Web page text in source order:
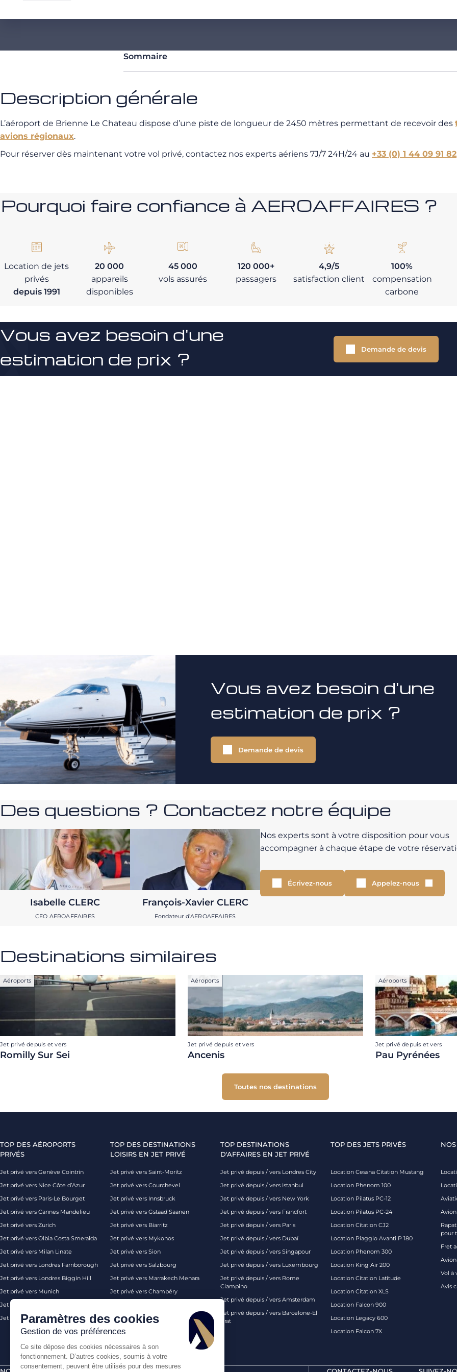
Sommaire
Description générale
L’aéroport de Brienne Le Chateau dispose d’une piste de longueur de 2450 mètres permettant de recevoir des
avions régionaux.
Pour réserver dès maintenant votre vol privé, contactez nos experts aériens 7J/7 24H/24 au +33 (0) 1 44 09 91 82
Pourquoi faire confiance à AEROAFFAIRES ?
Location de jets
privés
depuis 1991
20 000
appareils
disponibles
45 000
vols assurés
120 000+
passagers
4,9/5
satisfaction client
100%
compensation
carbone
Vous avez besoin d'une
estimation de prix ?
Demande de devis
Vous avez besoin d'une
estimation de prix ?
Demande de devis
Des questions ? Contactez notre équipe
Isabelle CLERC
CEO AEROAFFAIRES
François-Xavier CLERC
Fondateur d’AEROAFFAIRES
Nos experts sont à votre disposition pour vous
accompagner à chaque étape de votre
Écrivez-nous Appelez-nous
Destinations similaires
Aéroports
Jet privé depuis et vers
Romilly Sur Sei
Aéroports
Jet privé depuis et vers
Ancenis
Aéroports
Jet privé depuis et vers
Pau Pyrénées
Toutes nos destinations
TOP DES AÉROPORTS
PRIVÉS
Jet privé vers Genève Cointrin
Jet privé vers Nice Côte d’Azur
Jet privé vers Paris-Le Bourget
Jet privé vers Cannes Mandelieu
Jet privé vers Zurich
Jet privé vers Olbia Costa Smeralda
Jet privé vers Milan Linate
Jet privé vers Londres Farnborough
Jet privé vers Londres Biggin Hill
Jet privé vers Munich
Jet privé vers Monaco
Jet privé vers Palma de Majorque
TOP DES DESTINATIONS
LOISIRS EN JET PRIVÉ
Jet privé vers Saint-Moritz
Jet privé vers Courchevel
Jet privé vers Innsbruck
Jet privé vers Gstaad Saanen
Jet privé vers Biarritz
Jet privé vers Mykonos
Jet privé vers Sion
Jet privé vers Salzbourg
Jet privé vers Marrakech Menara
Jet privé vers Chambéry
Jet privé vers Londres
TOP DESTINATIONS
D'AFFAIRES EN JET PRIVÉ
Jet privé depuis / vers Londres City
Jet privé depuis / vers Istanbul
Jet privé depuis / vers New York
Jet privé depuis / vers Francfort
Jet privé depuis / vers Paris
Jet privé depuis / vers Dubaï
Jet privé depuis / vers Singapour
Jet privé depuis / vers Luxembourg
Jet privé depuis / vers Rome
Ciampino
Jet privé depuis / vers Amsterdam
Jet privé depuis / vers Barcelone-El
Prat
TOP DES JETS PRIVÉS
Location Cessna Citation Mustang
Location Phenom 100
Location Pilatus PC-12
Location Pilatus PC-24
Location Citation CJ2
Location Piaggio Avanti P 180
Location Phenom 300
Location King Air 200
Location Citation Latitude
Location Citation XLS
Location Falcon 900
Location Legacy 600
Location Falcon 7X
pour
Fret
Vol à
Avis
Paramètres des cookies
Gestion de vos préférences
Ce site dépose des cookies nécessaires à son
fonctionnement. D’autres cookies, soumis à votre
consentement, peuvent être utilisés pour des mesures